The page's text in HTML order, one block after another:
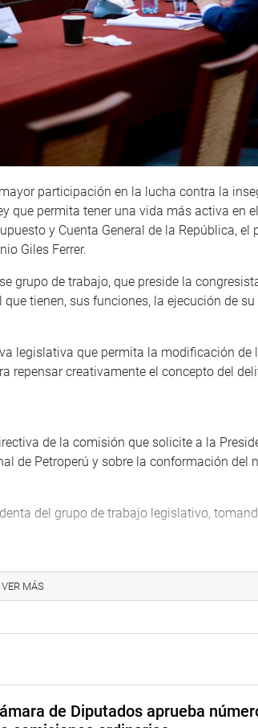
participación en la lucha contra la
que permita tener una vida más activa en
y Cuenta General de la República, el
Giles Ferrer.
grupo de trabajo, que preside la
tienen, sus funciones, la ejecución de
legislativa que permita la modificación de
repensar creativamente el concepto del
de la comisión que solicite a la
de Petroperú y sobre la conformación del
del grupo de trabajo legislativo,
Tueros.
VER MÁS
de Diputados aprueba